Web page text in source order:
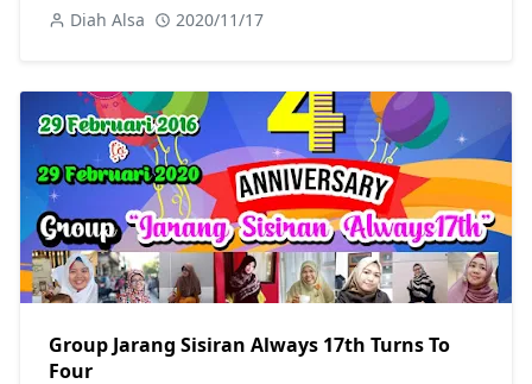
Diah Alsa 2020/11/17
Group Jarang Sisiran Always 17th Turns To
Four